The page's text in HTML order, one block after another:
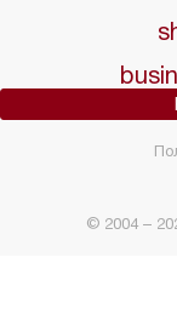
© 2004 –